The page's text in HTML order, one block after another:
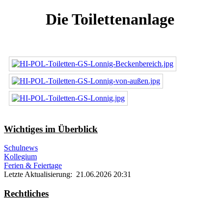
Die Toilettenanlage
Wichtiges im Überblick
Schulnews
Kollegium
Ferien & Feiertage
Letzte Aktualisierung: 21.06.2026 20:31
Rechtliches